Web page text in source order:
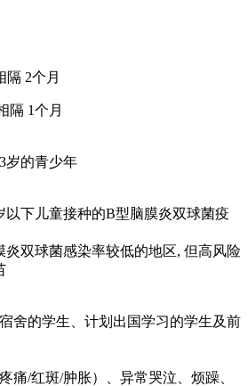
隔 2个月
隔 1个月
岁的青少年
以下儿童接种的B型脑膜炎双球菌疫
炎双球菌感染率较低的地区, 但高风险
舍的学生、计划出国学习的学生及前
痛/红斑/肿胀）、异常哭泣、烦躁、